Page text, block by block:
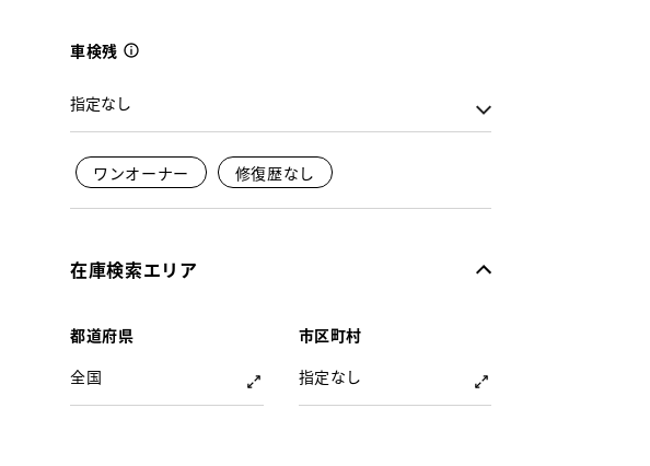
車検残
ワンオーナー 修復歴なし
在庫検索エリア
都道府県
全国
市区町村
指定なし